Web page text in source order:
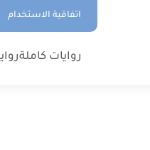
اتفاقية الاستخدام
روايات كاملة